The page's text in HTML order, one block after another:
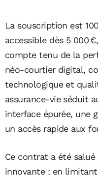
La souscription est
accessible dès 5 000
compte tenu de la
néo-courtier digital,
technologique et
assurance-vie séduit
interface épurée, une
un accès rapide aux
Ce contrat a été
innovante : en